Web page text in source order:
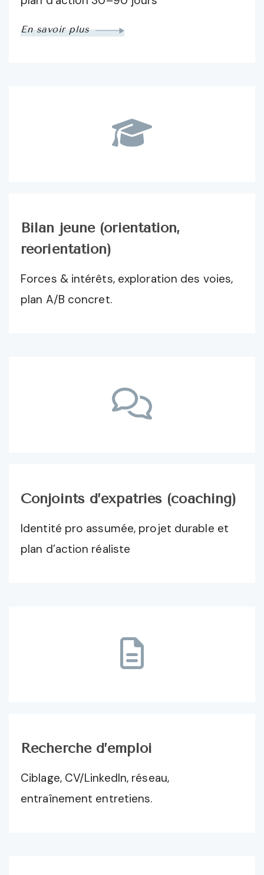
En savoir plus
Bilan jeune (orientation,
réorientation)
Forces & intérêts, exploration des voies,
plan A/B concret.
Conjoints d’expatriés (coaching)
Identité pro assumée, projet durable et
plan d’action réaliste
Recherche d’emploi
Ciblage, CV/LinkedIn, réseau,
entraînement entretiens.